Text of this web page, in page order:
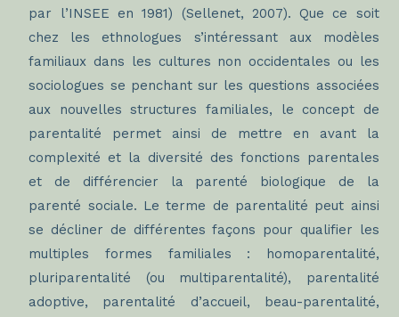
par l’INSEE en 1981) (Sellenet, 2007). Que ce soit
chez les ethnologues s’intéressant aux modèles
familiaux dans les cultures non occidentales ou les
sociologues se penchant sur les questions associées
aux nouvelles structures familiales, le concept de
parentalité permet ainsi de mettre en avant la
complexité et la diversité des fonctions parentales
et de différencier la parenté biologique de la
parenté sociale. Le terme de parentalité peut ainsi
se décliner de différentes façons pour qualifier les
multiples formes familiales : homoparentalité,
pluriparentalité (ou multiparentalité), parentalité
adoptive, parentalité d’accueil, beau-parentalité,